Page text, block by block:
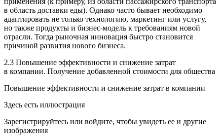
в область доставки еды). Однако часто бывает необходимо
адаптировать не только технологию, маркетинг или услугу,
но также продукты и бизнес-модель к требованиям новой
отрасли. Тогда рыночная инновация быстро становится
причиной развития нового бизнеса.
2.3 Повышение эффективности и снижение затрат
в компании. Получение добавленной стоимости для общества
Повышение эффективности и снижение затрат в компании
Здесь есть иллюстрация
Зарегистрируйтесь или войдите, чтобы увидеть ее и другие
изображения